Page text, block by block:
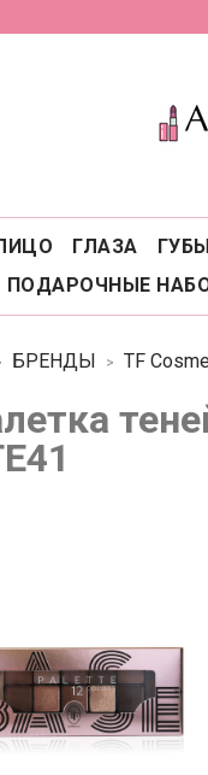
ГЛАЗА ГУБЫ
ПОДАРОЧНЫЕ
БРЕНДЫ TF